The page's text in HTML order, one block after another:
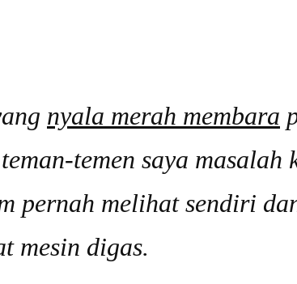
nyala merah membara
temen saya
pernah melihat sendiri
mesin digas.